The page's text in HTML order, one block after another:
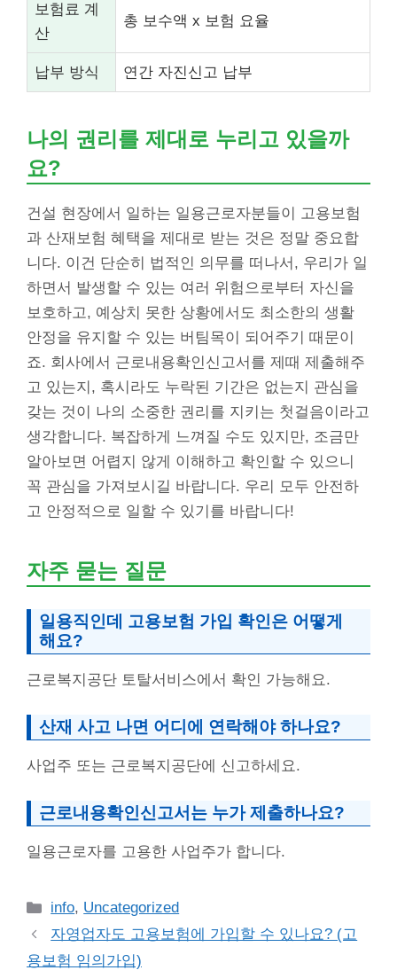
보험료 계
산
총 보수액 x 보험 요율
납부 방식 연간 자진신고 납부
나의 권리를 제대로 누리고 있을까
요?
건설 현장에서 일하는 일용근로자분들이 고용보험
과 산재보험 혜택을 제대로 받는 것은 정말 중요합
니다. 이건 단순히 법적인 의무를 떠나서, 우리가 일
하면서 발생할 수 있는 여러 위험으로부터 자신을
보호하고, 예상치 못한 상황에서도 최소한의 생활
안정을 유지할 수 있는 버팀목이 되어주기 때문이
죠. 회사에서 근로내용확인신고서를 제때 제출해주
고 있는지, 혹시라도 누락된 기간은 없는지 관심을
갖는 것이 나의 소중한 권리를 지키는 첫걸음이라고
생각합니다. 복잡하게 느껴질 수도 있지만, 조금만
알아보면 어렵지 않게 이해하고 확인할 수 있으니
꼭 관심을 가져보시길 바랍니다. 우리 모두 안전하
고 안정적으로 일할 수 있기를 바랍니다!
자주 묻는 질문
일용직인데 고용보험 가입 확인은 어떻게
해요?
근로복지공단 토탈서비스에서 확인 가능해요.
산재 사고 나면 어디에 연락해야 하나요?
사업주 또는 근로복지공단에 신고하세요.
근로내용확인신고서는 누가 제출하나요?
일용근로자를 고용한 사업주가 합니다.
Categories
info, Uncategorized
자영업자도 고용보험에 가입할 수 있나요? (고
용보험 임의가입)